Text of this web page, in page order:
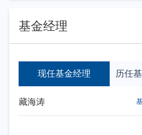
基金经理
现任基金经理 历任
藏海涛